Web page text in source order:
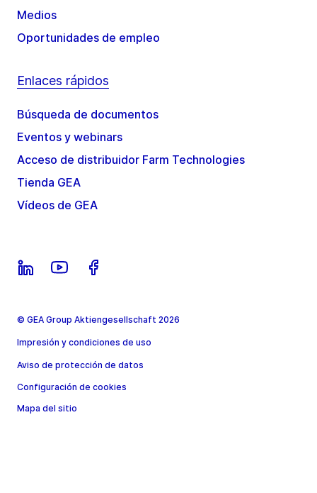
Medios
Oportunidades de empleo
Enlaces rápidos
Búsqueda de documentos
Eventos y webinars
Acceso de distribuidor Farm Technologies
Tienda GEA
Vídeos de GEA
© GEA Group Aktiengesellschaft 2026
Impresión y condiciones de uso
Aviso de protección de datos
Configuración de cookies
Mapa del sitio